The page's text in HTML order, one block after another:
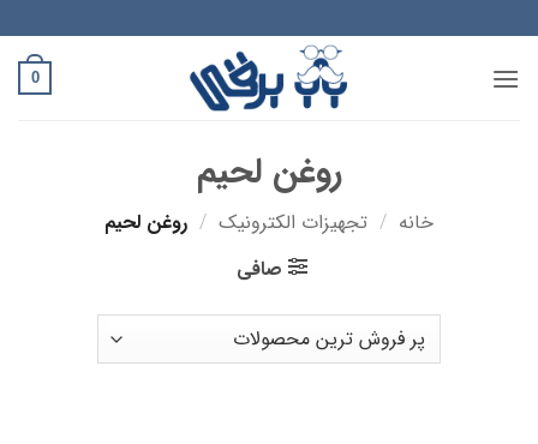
to
content
0
روغن لحیم
خانه / تجهیزات الکترونیک / روغن لحیم
صافی